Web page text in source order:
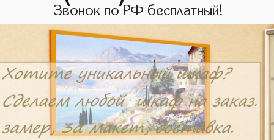
Звонок по РФ бесплатный!